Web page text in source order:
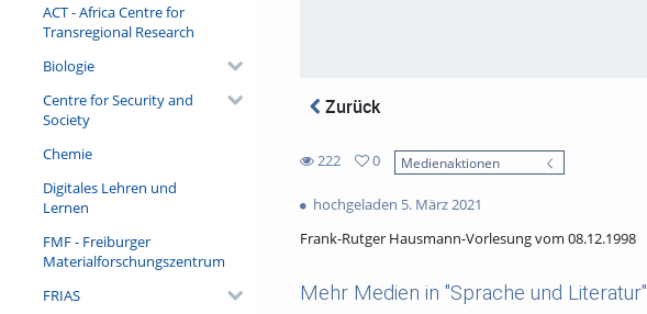
ACT - Africa Centre for
Transregional Research
Biologie
Centre for Security and
Society
Chemie
Digitales Lehren und
Lernen
FMF - Freiburger
Materialforschungszentrum
FRIAS
Zurück
222
views
0
favorites
Medienaktionen
hochgeladen 5. März 2021
Frank-Rutger Hausmann-Vorlesung vom 08.12.1998
Mehr Medien in "Sprache und Literatur"